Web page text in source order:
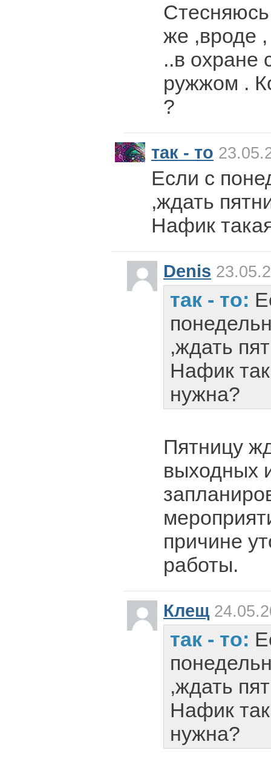
же ,вроде ,
..в охране
ружжом .
?
так - то
Если с
,ждать
Нафик
Denis
так - то:
,ждать
Нафик
нужна?
Пятницу
выходных
причине
работы.
Клещ
так - то:
,ждать
Нафик
нужна?